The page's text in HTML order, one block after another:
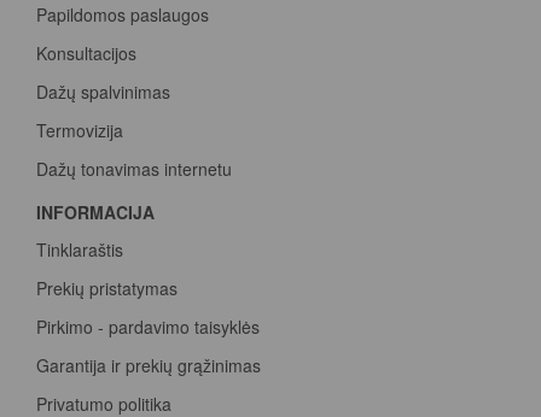
Papildomos paslaugos
Konsultacijos
Dažų spalvinimas
Termovizija
Dažų tonavimas internetu
INFORMACIJA
Tinklaraštis
Prekių pristatymas
Pirkimo - pardavimo taisyklės
Garantija ir prekių grąžinimas
Privatumo politika